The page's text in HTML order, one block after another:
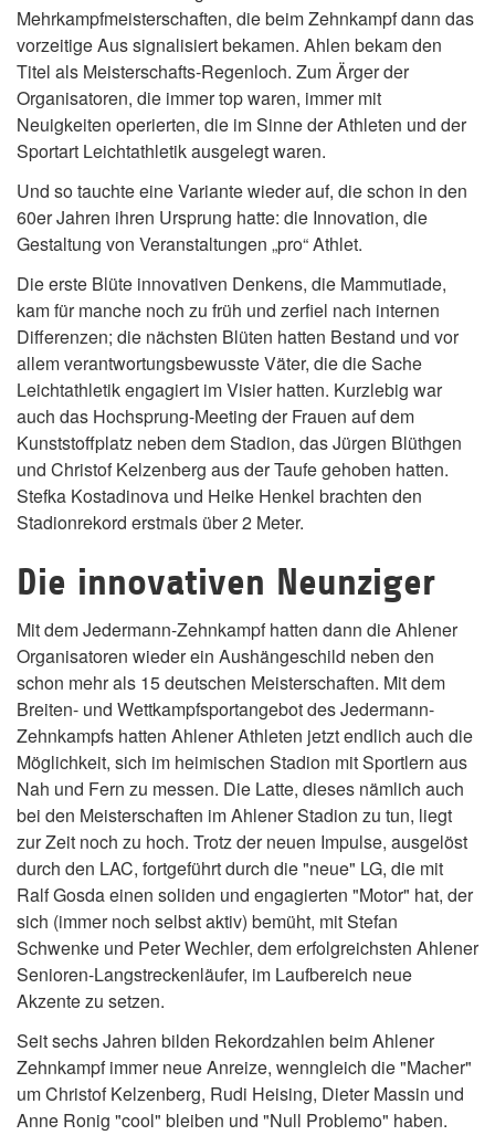
Mehrkampfmeisterschaften, die beim Zehnkampf dann das
vorzeitige Aus signalisiert bekamen. Ahlen bekam den
Titel als Meisterschafts-Regenloch. Zum Ärger der
Organisatoren, die immer top waren, immer mit
Neuigkeiten operierten, die im Sinne der Athleten und der
Sportart Leichtathletik ausgelegt waren.
Und so tauchte eine Variante wieder auf, die schon in den
60er Jahren ihren Ursprung hatte: die Innovation, die
Gestaltung von Veranstaltungen „pro“ Athlet.
Die erste Blüte innovativen Denkens, die Mammutiade,
kam für manche noch zu früh und zerfiel nach internen
Differenzen; die nächsten Blüten hatten Bestand und vor
allem verantwortungsbewusste Väter, die die Sache
Leichtathletik engagiert im Visier hatten. Kurzlebig war
auch das Hochsprung-Meeting der Frauen auf dem
Kunststoffplatz neben dem Stadion, das Jürgen Blüthgen
und Christof Kelzenberg aus der Taufe gehoben hatten.
Stefka Kostadinova und Heike Henkel brachten den
Stadionrekord erstmals über 2 Meter.
Die innovativen Neunziger
Mit dem Jedermann-Zehnkampf hatten dann die Ahlener
Organisatoren wieder ein Aushängeschild neben den
schon mehr als 15 deutschen Meisterschaften. Mit dem
Breiten- und Wettkampfsportangebot des Jedermann-
Zehnkampfs hatten Ahlener Athleten jetzt endlich auch die
Möglichkeit, sich im heimischen Stadion mit Sportlern aus
Nah und Fern zu messen. Die Latte, dieses nämlich auch
bei den Meisterschaften im Ahlener Stadion zu tun, liegt
zur Zeit noch zu hoch. Trotz der neuen Impulse, ausgelöst
durch den LAC, fortgeführt durch die "neue" LG, die mit
Ralf Gosda einen soliden und engagierten "Motor" hat, der
sich (immer noch selbst aktiv) bemüht, mit Stefan
Schwenke und Peter Wechler, dem erfolgreichsten Ahlener
Senioren-Langstreckenläufer, im Laufbereich neue
Akzente zu setzen.
Seit sechs Jahren bilden Rekordzahlen beim Ahlener
Zehnkampf immer neue Anreize, wenngleich die "Macher"
um Christof Kelzenberg, Rudi Heising, Dieter Massin und
Anne Ronig "cool" bleiben und "Null Problemo" haben.